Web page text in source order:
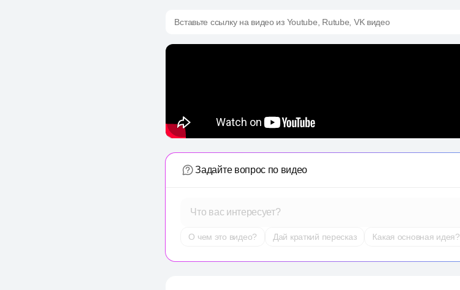
Вставьте ссылку на видео из Youtube, Rutube, VK видео
Задайте вопрос по видео
Что вас интересует?
О чем это видео? Дай краткий пересказ Какая основная идея?